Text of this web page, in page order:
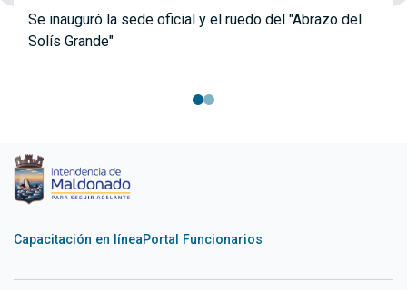
Se inauguró la sede oficial y el ruedo del "Abrazo del
Solís Grande"
Capacitación en líneaPortal Funcionarios